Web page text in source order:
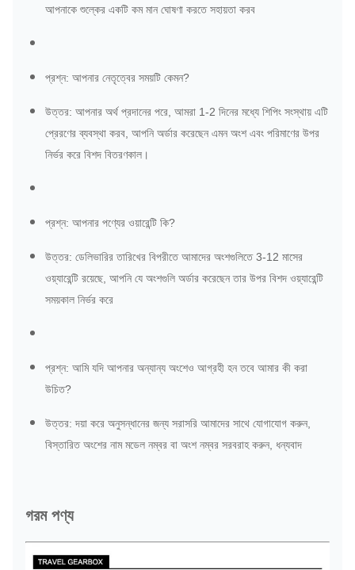
আপনাকে শুল্কের একটি কম মান ঘোষণা করতে সহায়তা করব
প্রশ্ন: আপনার নেতৃত্বের সময়টি কেমন?
উত্তর: আপনার অর্থ প্রদানের পরে, আমরা 1-2 দিনের মধ্যে শিপিং সংস্থায় এটি
প্রেরণের ব্যবস্থা করব, আপনি অর্ডার করেছেন এমন অংশ এবং পরিমাণের উপর
নির্ভর করে বিশদ বিতরণকাল।
প্রশ্ন: আপনার পণ্যের ওয়ারেন্টি কি?
উত্তর: ডেলিভারির তারিখের বিপরীতে আমাদের অংশগুলিতে 3-12 মাসের
ওয়্যারেন্টি রয়েছে, আপনি যে অংশগুলি অর্ডার করেছেন তার উপর বিশদ ওয়্যারেন্টি
সময়কাল নির্ভর করে
প্রশ্ন: আমি যদি আপনার অন্যান্য অংশেও আগ্রহী হন তবে আমার কী করা
উচিত?
উত্তর: দয়া করে অনুসন্ধানের জন্য সরাসরি আমাদের সাথে যোগাযোগ করুন,
বিস্তারিত অংশের নাম মডেল নম্বর বা অংশ নম্বর সরবরাহ করুন, ধন্যবাদ
গরম পণ্য